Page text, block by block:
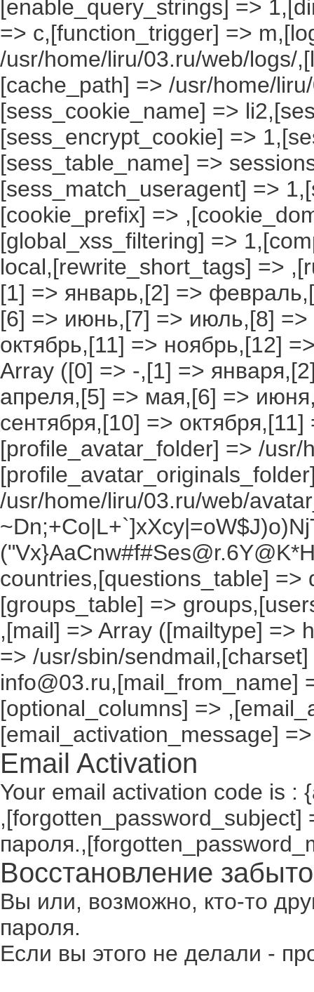
[enable_query_strings] =>
=> c,[function_trigger] =>
/usr/home/liru/03.ru/web/logs/
[cache_path] => /usr/home/
[sess_cookie_name] =>
[sess_encrypt_cookie] =>
[sess_table_name] =>
[sess_match_useragent] =>
[cookie_prefix] =>
[global_xss_filtering] =>
local,[rewrite_short_tags] =>
[1] => январь,[2] =>
[6] => июнь,[7] => июль,[8] =>
октябрь,[11] => ноябрь,[12]
Array ([0] => -,[1] =>
апреля,[5] => мая,[6] =>
сентября,[10] =>
[profile_avatar_folder] => /
/usr/home/liru/03.ru/web/
countries,[questions_table]
[groups_table] =>
,[mail] => Array ([mailtype] =>
=> /usr/sbin/
info@03.ru,[mail_from_name]
[optional_columns] =>
[email_activation_message] =>
Email Activation
Your email activation code is :
,[forgotten_password_subject]
Восстановление
Вы или, возможно, кто-то
пароля.
Если вы этого не делали -